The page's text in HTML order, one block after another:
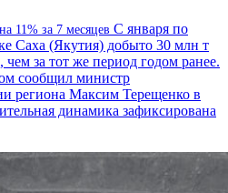
11% за 7 месяцев С января по
Саха (Якутия) добыто 30 млн т
за тот же период годом ранее.
сообщил министр
региона Максим Терещенко в
динамика зафиксирована